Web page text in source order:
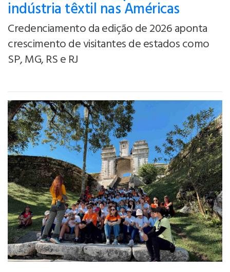
indústria têxtil nas Américas
Credenciamento da edição de 2026 aponta
crescimento de visitantes de estados como
SP, MG, RS e RJ